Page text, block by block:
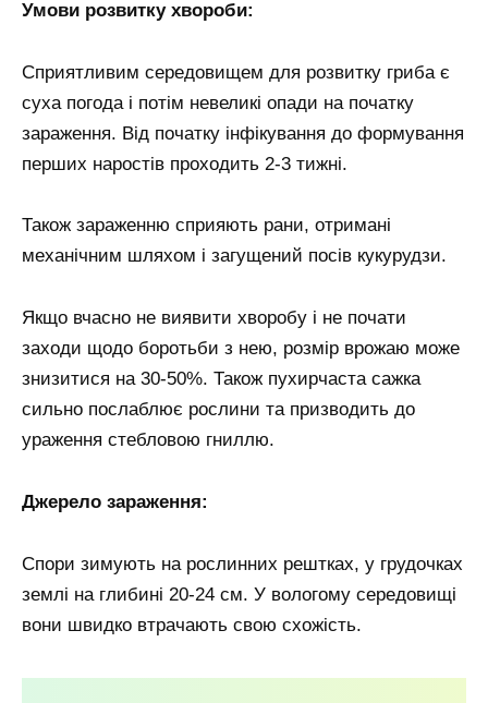
Умови розвитку хвороби:
Сприятливим середовищем для розвитку гриба є
суха погода і потім невеликі опади на початку
зараження. Від початку інфікування до формування
перших наростів проходить 2-3 тижні.
Також зараженню сприяють рани, отримані
механічним шляхом і загущений посів кукурудзи.
Якщо вчасно не виявити хворобу і не почати
заходи щодо боротьби з нею, розмір врожаю може
знизитися на 30-50%. Також пухирчаста сажка
сильно послаблює рослини та призводить до
ураження стебловою гниллю.
Джерело зараження:
Спори зимують на рослинних рештках, у грудочках
землі на глибині 20-24 см. У вологому середовищі
вони швидко втрачають свою схожість.